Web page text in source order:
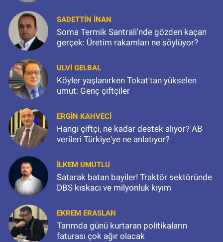
SADETTIN İNAN
Soma Termik Santrali'nde gözden kaçan
gerçek: Üretim rakamları ne söylüyor?
ULVI GELBAL
Köyler yaşlanırken Tokat'tan yükselen
umut: Genç çiftçiler
ERGIN KAHVECI
Hangi çiftçi, ne kadar destek alıyor? AB
verileri Türkiye'ye ne anlatıyor?
İLKEM UMUTLU
Satarak batan bayiler! Traktör sektöründe
DBS kıskacı ve milyonluk kıyım
EKREM ERASLAN
Tarımda günü kurtaran politikaların
faturası çok ağır olacak